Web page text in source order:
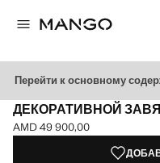
Перейти к основному
РАСКЛЕШЕННЫЕ
ДЕКОРАТИВНОЙ
Текущая цена [AMD 49
AMD 49 900,00
Выберите цвет
Выбранный цвет: Темно-синий